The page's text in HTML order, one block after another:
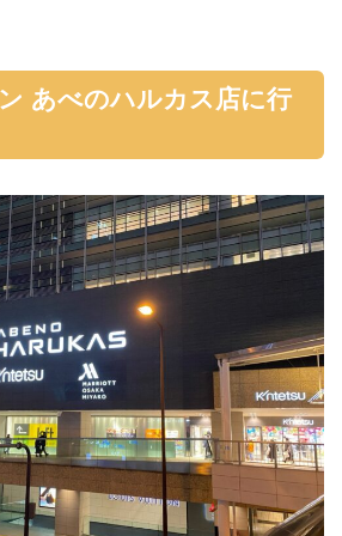
あべのハルカス店に行